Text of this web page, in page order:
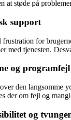
at støde på
support
for
med tjenesten.
og programfejl
den langsomme
der om fejl og
og